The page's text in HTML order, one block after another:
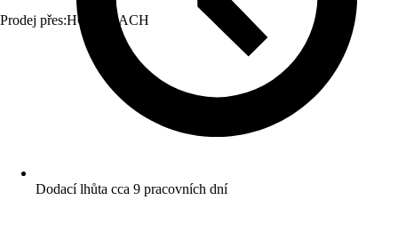
Prodej přes:HORNBACH
Dodací lhůta cca 9 pracovních dní